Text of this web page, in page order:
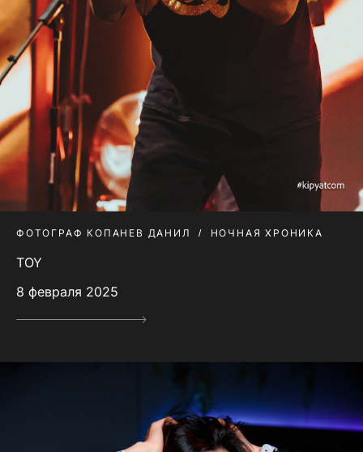
ФОТОГРАФ КОПАНЕВ ДАНИЛ НОЧНАЯ ХРОНИКА
TOY
8 февраля 2025